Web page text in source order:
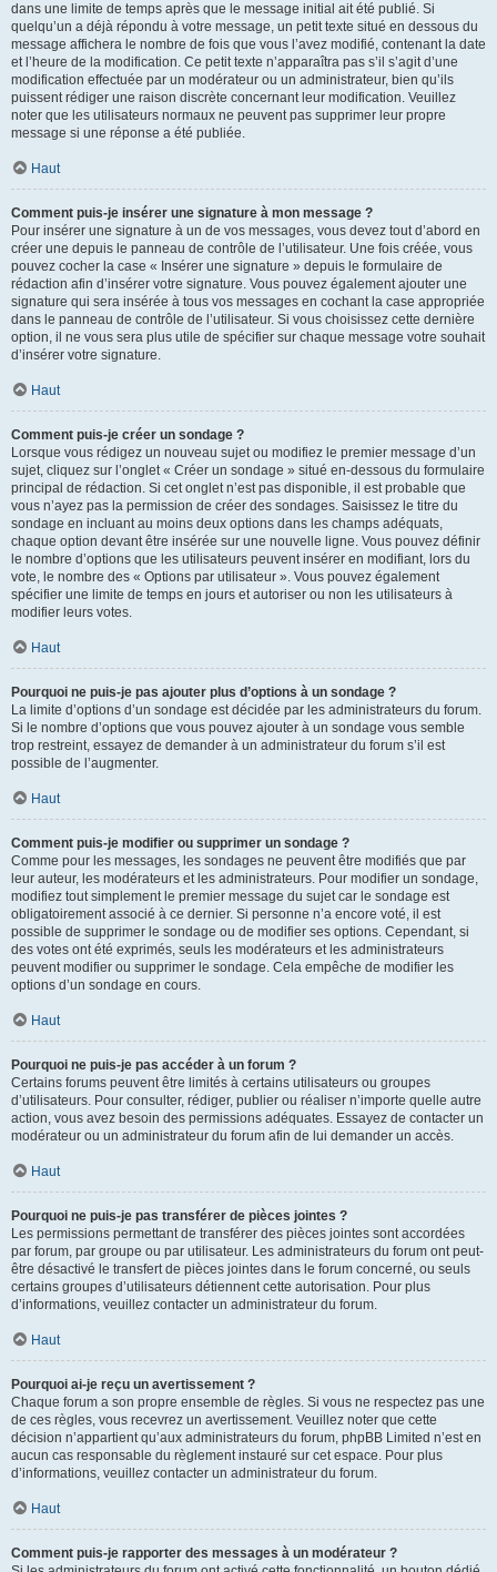
dans une limite de temps après que le message initial ait été publié. Si
quelqu’un a déjà répondu à votre message, un petit texte situé en dessous du
message affichera le nombre de fois que vous l’avez modifié, contenant la date
et l’heure de la modification. Ce petit texte n’apparaîtra pas s’il s’agit d’une
modification effectuée par un modérateur ou un administrateur, bien qu’ils
puissent rédiger une raison discrète concernant leur modification. Veuillez
noter que les utilisateurs normaux ne peuvent pas supprimer leur propre
message si une réponse a été publiée.
Haut
Comment puis-je insérer une signature à mon message ?
Pour insérer une signature à un de vos messages, vous devez tout d’abord en
créer une depuis le panneau de contrôle de l’utilisateur. Une fois créée, vous
pouvez cocher la case « Insérer une signature » depuis le formulaire de
rédaction afin d’insérer votre signature. Vous pouvez également ajouter une
signature qui sera insérée à tous vos messages en cochant la case appropriée
dans le panneau de contrôle de l’utilisateur. Si vous choisissez cette dernière
option, il ne vous sera plus utile de spécifier sur chaque message votre souhait
d’insérer votre signature.
Haut
Comment puis-je créer un sondage ?
Lorsque vous rédigez un nouveau sujet ou modifiez le premier message d’un
sujet, cliquez sur l’onglet « Créer un sondage » situé en-dessous du formulaire
principal de rédaction. Si cet onglet n’est pas disponible, il est probable que
vous n’ayez pas la permission de créer des sondages. Saisissez le titre du
sondage en incluant au moins deux options dans les champs adéquats,
chaque option devant être insérée sur une nouvelle ligne. Vous pouvez définir
le nombre d’options que les utilisateurs peuvent insérer en modifiant, lors du
vote, le nombre des « Options par utilisateur ». Vous pouvez également
spécifier une limite de temps en jours et autoriser ou non les utilisateurs à
modifier leurs votes.
Haut
Pourquoi ne puis-je pas ajouter plus d’options à un sondage ?
La limite d’options d’un sondage est décidée par les administrateurs du forum.
Si le nombre d’options que vous pouvez ajouter à un sondage vous semble
trop restreint, essayez de demander à un administrateur du forum s’il est
possible de l’augmenter.
Haut
Comment puis-je modifier ou supprimer un sondage ?
Comme pour les messages, les sondages ne peuvent être modifiés que par
leur auteur, les modérateurs et les administrateurs. Pour modifier un sondage,
modifiez tout simplement le premier message du sujet car le sondage est
obligatoirement associé à ce dernier. Si personne n’a encore voté, il est
possible de supprimer le sondage ou de modifier ses options. Cependant, si
des votes ont été exprimés, seuls les modérateurs et les administrateurs
peuvent modifier ou supprimer le sondage. Cela empêche de modifier les
options d’un sondage en cours.
Haut
Pourquoi ne puis-je pas accéder à un forum ?
Certains forums peuvent être limités à certains utilisateurs ou groupes
d’utilisateurs. Pour consulter, rédiger, publier ou réaliser n’importe quelle autre
action, vous avez besoin des permissions adéquates. Essayez de contacter un
modérateur ou un administrateur du forum afin de lui demander un accès.
Haut
Pourquoi ne puis-je pas transférer de pièces jointes ?
Les permissions permettant de transférer des pièces jointes sont accordées
par forum, par groupe ou par utilisateur. Les administrateurs du forum ont peut-
être désactivé le transfert de pièces jointes dans le forum concerné, ou seuls
certains groupes d’utilisateurs détiennent cette autorisation. Pour plus
d’informations, veuillez contacter un administrateur du forum.
Haut
Pourquoi ai-je reçu un avertissement ?
Chaque forum a son propre ensemble de règles. Si vous ne respectez pas une
de ces règles, vous recevrez un avertissement. Veuillez noter que cette
décision n’appartient qu’aux administrateurs du forum, phpBB Limited n’est en
aucun cas responsable du règlement instauré sur cet espace. Pour plus
d’informations, veuillez contacter un administrateur du forum.
Haut
Comment puis-je rapporter des messages à un modérateur ?